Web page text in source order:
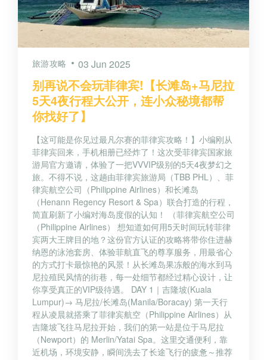
旅游攻略 03 Jun 2025
别再说不会玩菲律宾!【长滩岛+马尼拉
5天4夜行程大公开，连小众秘境都帮
你找好了】
【这可能是你见过最凡尔赛的菲律宾攻略！】小编刚从
菲律宾回来，手机相册已经炸了！这次受菲律宾国家旅
游局官方邀请，体验了一把VVVIP级别的5天4夜梦幻之
旅。不得不说，这趟由菲律宾旅游局（TBB PHL）、菲
律宾航空公司（Philippine Airlines）和长滩岛
（Henann Regency Resort & Spa）联合打造的行程，
简直刷新了小编对海岛度假的认知！ （菲律宾航空公司
（Philippine Airlines） 想知道如何用5天时间玩转菲律
宾两大王牌目的地？这份官方认证的攻略将带你住进赫
纳恩的泳池套房、体验菲航直飞的尊享服务，用最省心
的方式打卡最惊艳的风景！从长滩岛果冻般的海水到马
尼拉殖民风情的街巷，每一处细节都经过精心设计，让
你享受真正的VIP级待遇。 DAY 1｜吉隆坡(Kuala
Lumpur)→ 马尼拉/长滩岛(Manila/Boracay) 第一天行
程从凌晨就搭乘了菲律宾航空（Philippine Airlines）从
吉隆坡飞往马尼拉开始，我们的第一站是位于马尼拉
（Newport）的 Merlin/Yatai Spa。这里交通便利，靠
近机场，环境安静，瞬间洗去了长途飞行的疲惫～推荐